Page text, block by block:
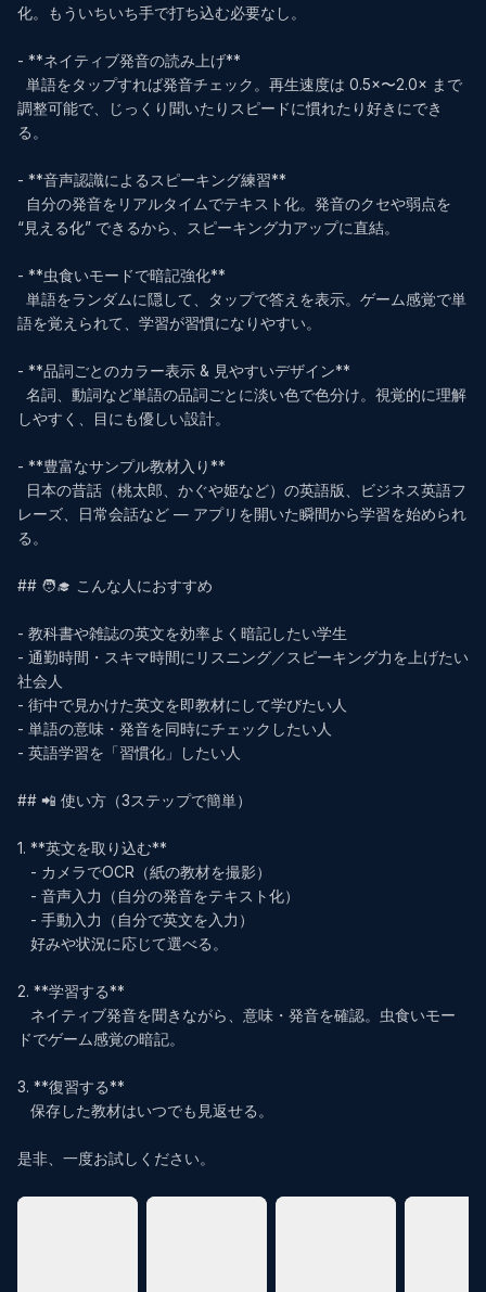
化。もういちいち手で打ち込む必要なし。
- **ネイティブ発音の読み上げ**
調整可能で、じっくり聞いたりスピードに慣れたり好きにでき
る。
- **音声認識によるスピーキング練習**
“見える化” できるから、スピーキング力アップに直結。
- **虫食いモードで暗記強化**
語を覚えられて、学習が習慣になりやすい。
- **品詞ごとのカラー表示 & 見やすいデザイン**
しやすく、目にも優しい設計。
- **豊富なサンプル教材入り**
レーズ、日常会話など — アプリを開いた瞬間から学習を始められ
る。
## 🧑‍🎓 こんな人におすすめ
- 教科書や雑誌の英文を効率よく暗記したい学生
- 通勤時間・スキマ時間にリスニング／スピーキング力を上げたい
社会人
- 街中で見かけた英文を即教材にして学びたい人
- 単語の意味・発音を同時にチェックしたい人
- 英語学習を「習慣化」したい人
## 📲 使い方（3ステップで簡単）
1. **英文を取り込む**
2. **学習する**
ドでゲーム感覚の暗記。
3. **復習する**